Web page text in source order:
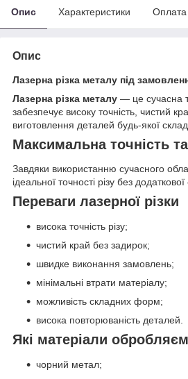
Опис Характеристики Оплата
Опис
Лазерна різка металу під
Лазерна різка металу — це сучасна
забезпечує високу точність, чистий
виготовлення деталей будь-якої
Максимальна точність та
Завдяки використанню сучасного
ідеальної точності різу без
Переваги лазерної різки
висока точність різу;
чистий край без задирок;
швидке виконання замовлень;
мінімальні втрати матеріалу;
можливість складних форм;
висока повторюваність деталей.
Які матеріали
чорний метал;